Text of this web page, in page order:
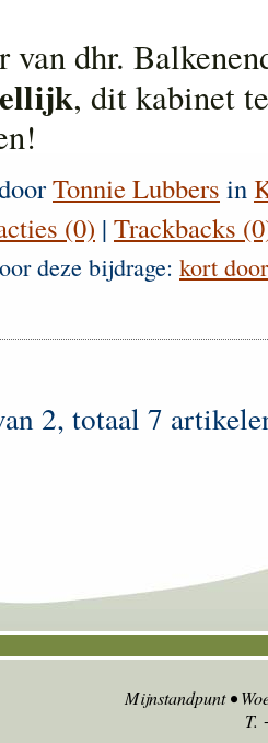
van dhr.
, dit kabinet
Tonnie Lubbers in
(0) | Trackbacks
deze bijdrage: kort
2, totaal 7
Mijnstandpunt •
T.